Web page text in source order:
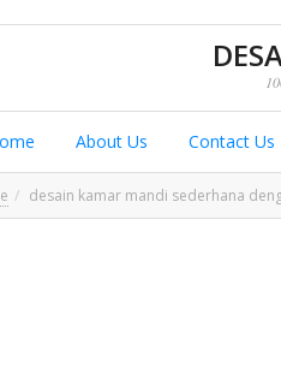
About Us Contact Us
desain kamar mandi sederhana